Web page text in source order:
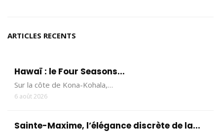
ARTICLES RECENTS
Hawaï : le Four Seasons...
Sur la côte de Kona-Kohala,…
6 août 2026
Sainte-Maxime, l’élégance discrète de la...